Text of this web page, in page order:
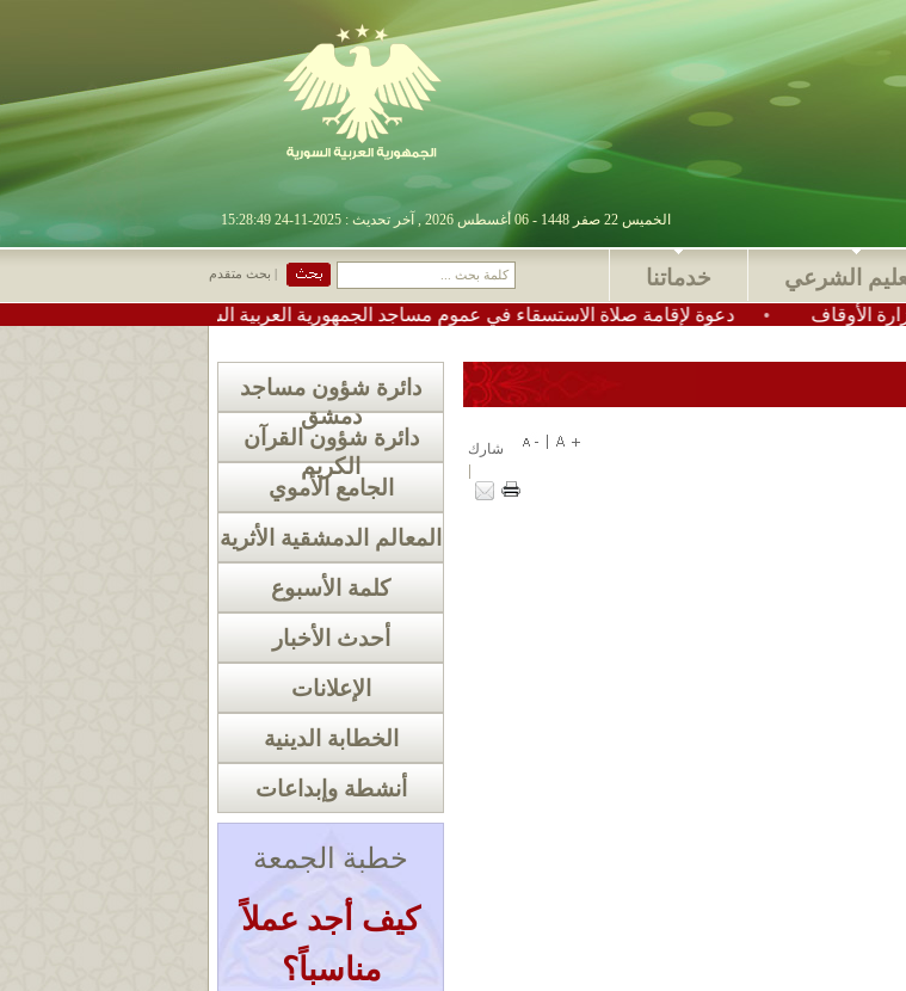
الخميس 22 صفر 1448 - 06 أغسطس 2026 , آخر تحديث : 2025-11-24 15:28:49
الشرعي خدماتنا | بحث متقدم
دعوة لإقامة صلاة الاستسقاء في عموم مساجد الجمهورية العربية السورية •
دائرة شؤون مساجد
دمشق
دائرة شؤون القرآن
الكريم
الجامع الأموي
المعالم الدمشقية الأثرية
كلمة الأسبوع
أحدث الأخبار
الإعلانات
الخطابة الدينية
أنشطة وإبداعات
خطبة الجمعة
كيف أجد عملاً
مناسباً؟
شارك
|